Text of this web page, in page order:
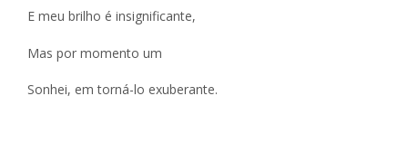
E meu brilho é insignificante,
Mas por momento um
Sonhei, em torná-lo exuberante.